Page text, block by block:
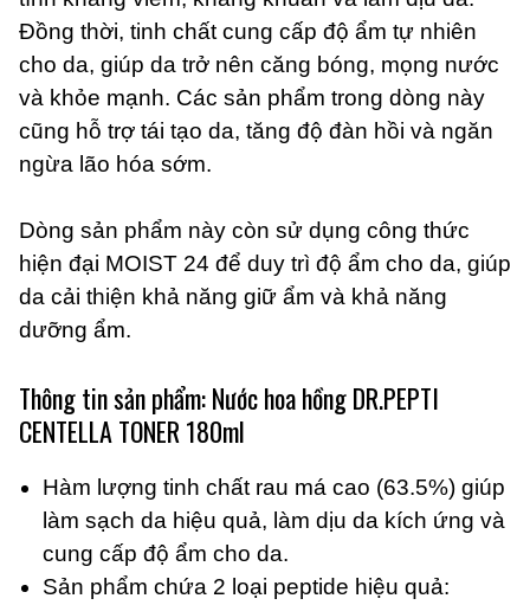
Đồng thời, tinh chất cung cấp độ ẩm tự nhiên
cho da, giúp da trở nên căng bóng, mọng nước
và khỏe mạnh. Các sản phẩm trong dòng này
cũng hỗ trợ tái tạo da, tăng độ đàn hồi và ngăn
ngừa lão hóa sớm.
Dòng sản phẩm này còn sử dụng công thức
hiện đại MOIST 24 để duy trì độ ẩm cho da, giúp
da cải thiện khả năng giữ ẩm và khả năng
dưỡng ẩm.
Thông tin sản phẩm: Nước hoa hồng DR.PEPTI
CENTELLA TONER 180ml
Hàm lượng tinh chất rau má cao (63.5%) giúp
làm sạch da hiệu quả, làm dịu da kích ứng và
cung cấp độ ẩm cho da.
Sản phẩm chứa 2 loại peptide hiệu quả: